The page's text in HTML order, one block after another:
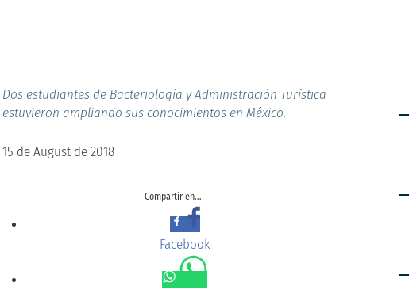
Dos estudiantes de Bacteriología y Administración Turística
estuvieron ampliando sus conocimientos en México.
15 de August de 2018
Compartir en...
Facebook